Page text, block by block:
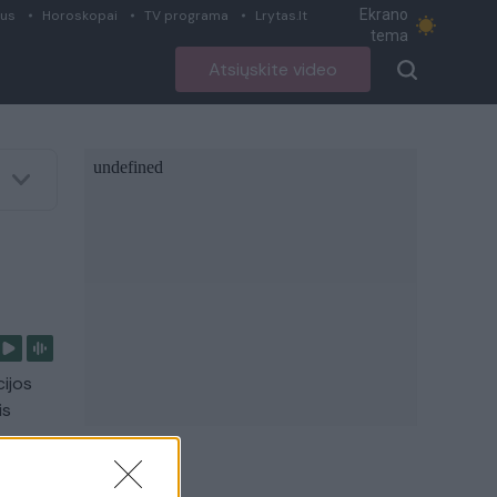
Horoskopai TV programa Lrytas.lt
Ekrano
tema
Atsiųskite video